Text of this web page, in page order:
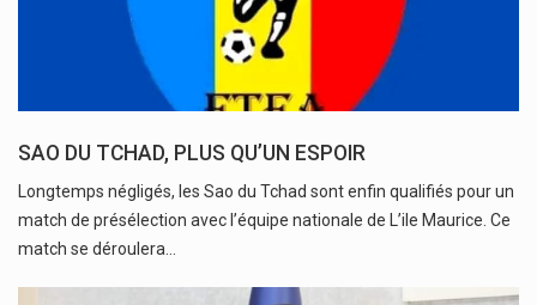
SAO DU TCHAD, PLUS QU’UN ESPOIR
Longtemps négligés, les Sao du Tchad sont enfin qualifiés pour un
match de présélection avec l’équipe nationale de L’ile Maurice. Ce
match se déroulera…